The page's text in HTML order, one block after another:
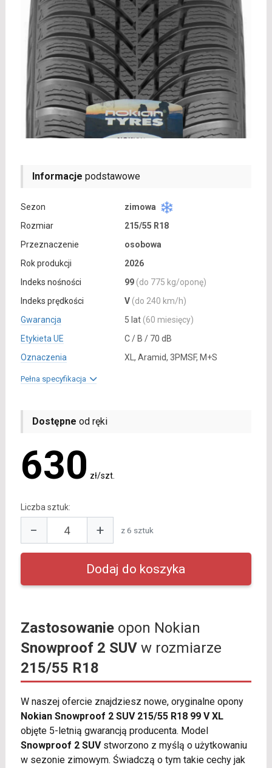
Informacje podstawowe
Sezon
zimowa
Rozmiar
215/55 R18
Przeznaczenie
osobowa
Rok produkcji
2026
Indeks nośności
99 (do 775 kg/oponę)
Indeks prędkości
V (do 240 km/h)
Gwarancja
5 lat (60 miesięcy)
Etykieta UE
C / B / 70 dB
Oznaczenia
XL, Aramid, 3PMSF, M+S
Pełna specyfikacja
Dostępne od ręki
630 zł/szt.
Liczba sztuk:
− + z 6 sztuk
Zastosowanieopon Nokian
Snowproof 2 SUVw rozmiarze
215/55 R18
W naszej ofercie znajdziesz nowe, oryginalne opony
Nokian Snowproof 2 SUV 215/55 R18 99 V XL
objęte 5-letnią gwarancją producenta. Model
Snowproof 2 SUVstworzono z myślą o użytkowaniu
w sezonie zimowym. Świadczą o tym takie cechy jak